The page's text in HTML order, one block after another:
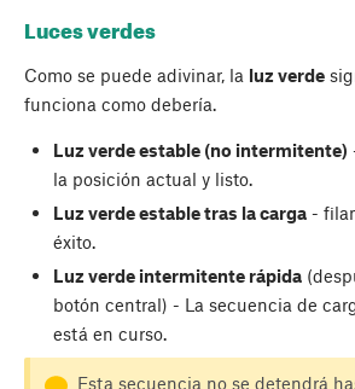
Luces verdes
Como se puede adivinar, la luz verde
funciona como debería.
Luz verde estable (no intermitente)
la posición actual y listo.
Luz verde estable tras la carga-
éxito.
Luz verde intermitente rápida
botón central) - La secuencia de
está en curso.
Esta secuencia no se detendrá